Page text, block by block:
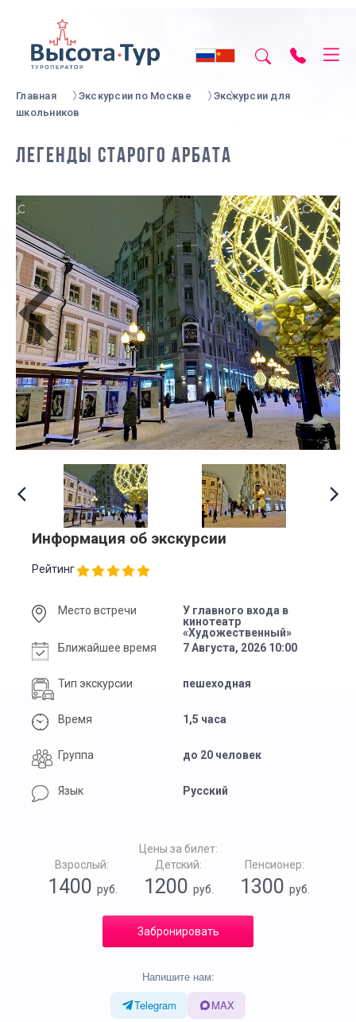
Главная Экскурсии по Москве
Экскурсии для
школьников
ЛЕГЕНДЫ СТАРОГО АРБАТА
Информация об экскурсии
Рейтинг
Место встречи
У главного входа в
кинотеатр
«Художественный»
Ближайшее время
7 Августа, 2026 10:00
Тип экскурсии пешеходная
Время 1,5 часа
Группа до 20 человек
Язык Русский
Цены за билет:
Взрослый:
1400 руб.
Детский:
1200 руб.
Пенсионер:
1300руб.
Забронировать
Напишите нам:
Telegram
MAX